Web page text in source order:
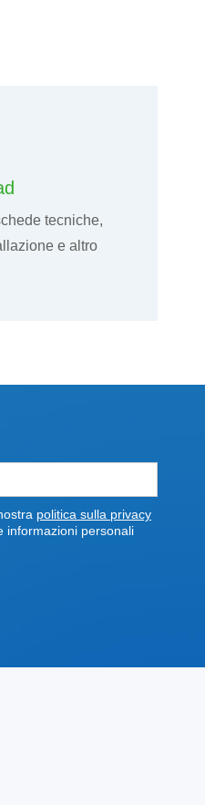
tecniche,
e altro
politica sulla privacy
informazioni personali